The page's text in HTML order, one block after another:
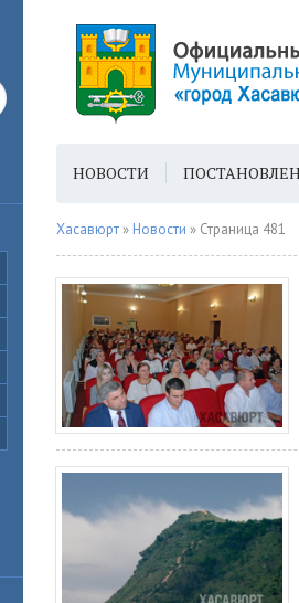
НОВОСТИ
ГОРОДСКАЯ СРЕДА ГЕН.
Хасавюрт » Новости » Страница 481